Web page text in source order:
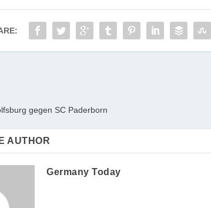
gegen SC Paderborn
AUTHOR
Germany Today